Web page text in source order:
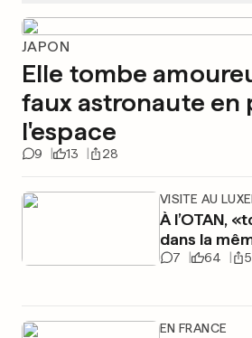
JAPON
Elle tombe
faux astronaute en
l'espace
9 13 28
VISITE AU
À l’OTAN,
dans la
7 64 5
EN FRANCE